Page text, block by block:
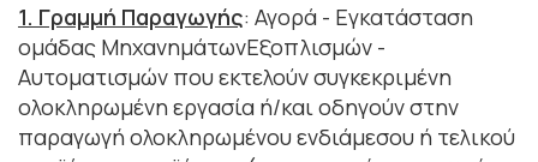
1. Γραμμή Παραγωγής: Αγορά - Εγκατάσταση
ομάδας ΜηχανημάτωνΕξοπλισμών -
Αυτοματισμών που εκτελούν συγκεκριμένη
ολοκληρωμένη εργασία ή/και οδηγούν στην
παραγωγή ολοκληρωμένου ενδιάμεσου ή τελικού